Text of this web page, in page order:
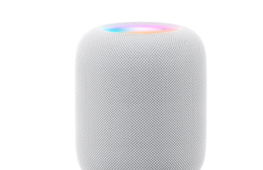
进
一
步
了
解
HomePod<